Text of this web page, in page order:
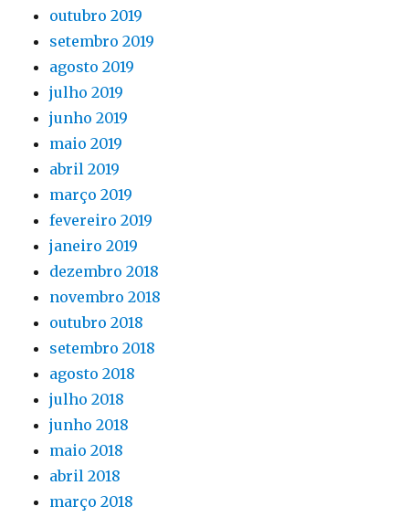
outubro 2019
setembro 2019
agosto 2019
julho 2019
junho 2019
maio 2019
abril 2019
março 2019
fevereiro 2019
janeiro 2019
dezembro 2018
novembro 2018
outubro 2018
setembro 2018
agosto 2018
julho 2018
junho 2018
maio 2018
abril 2018
março 2018